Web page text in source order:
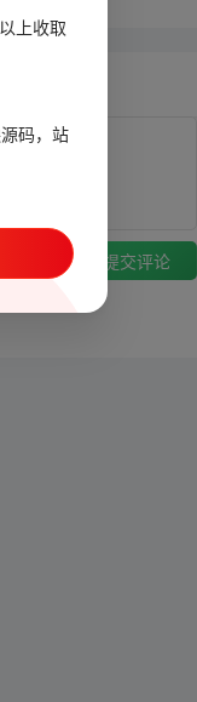
提交评论
上收取
码，站